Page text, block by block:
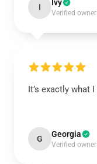
I Ivy
Verified owner
It’s exactly what
G Georgia
Verified owner